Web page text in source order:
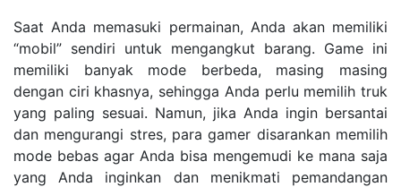
Saat Anda memasuki permainan, Anda akan memiliki
“mobil” sendiri untuk mengangkut barang. Game ini
memiliki banyak mode berbeda, masing masing
dengan ciri khasnya, sehingga Anda perlu memilih truk
yang paling sesuai. Namun, jika Anda ingin bersantai
dan mengurangi stres, para gamer disarankan memilih
mode bebas agar Anda bisa mengemudi ke mana saja
yang Anda inginkan dan menikmati pemandangan